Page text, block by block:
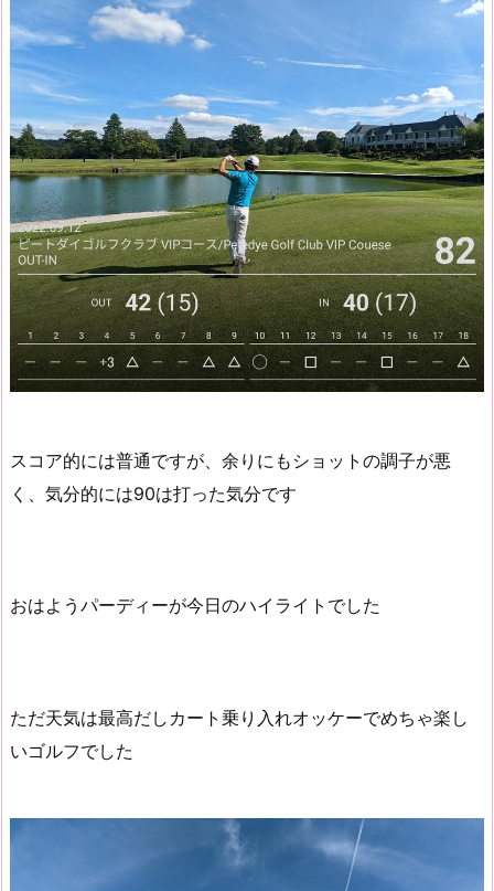
スコア的には普通ですが、余りにもショットの調子が悪
く、気分的には90は打った気分です
おはようパーディーが今日のハイライトでした
ただ天気は最高だしカート乗り入れオッケーでめちゃ楽し
いゴルフでした